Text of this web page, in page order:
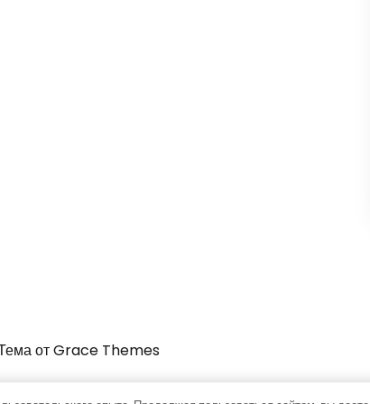
от Grace Themes